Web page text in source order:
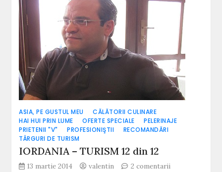
(1)
ASIA, PE GUSTUL MEU
CĂLĂTORII CULINARE
HAI HUI PRIN LUME
OFERTE SPECIALE
PELERINAJE
PRIETENII "V"
PROFESIONIŞTII
RECOMANDĂRI
TÂRGURI DE TURISM
IORDANIA – TURISM 12 din 12
13 martie 2014 valentin 2 comentarii